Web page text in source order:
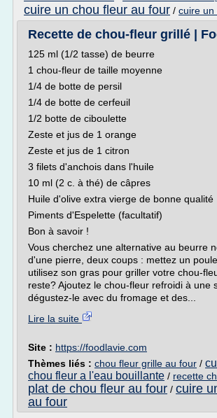
cuire un chou fleur au four / cuire un
Recette de chou-fleur grillé |
125 ml (1/2 tasse) de beurre
1 chou-fleur de taille moyenne
1/4 de botte de persil
1/4 de botte de cerfeuil
1/2 botte de ciboulette
Zeste et jus de 1 orange
Zeste et jus de 1 citron
3 filets d'anchois dans l'huile
10 ml (2 c. à thé) de câpres
Huile d'olive extra vierge de bonne qualité
Piments d'Espelette (facultatif)
Bon à savoir !
Vous cherchez une alternative au beurre
d'une pierre, deux coups : mettez un
utilisez son gras pour griller votre chou-
reste? Ajoutez le chou-fleur refroidi à une
dégustez-le avec du fromage et des...
Lire la suite
Site : https://foodlavie.com
Thèmes liés : chou fleur grille au four /
chou fleur a l'eau bouillante / recette
plat de chou fleur au four / cuire
au four